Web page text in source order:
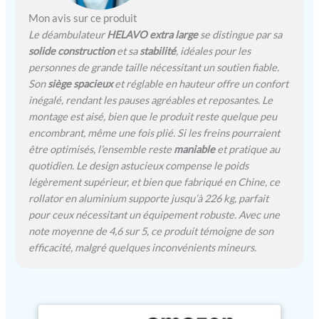
équipé d'un dossier extra
large et rembourré, d'un
porte-canne, d'un
ergonomiques. Il dispose
également d'un panier de
transport très spacieux
sous l'assise. SÉCURITÉ
SUR TOUTES LES
SURFACES - Les grandes
roues de 8" assurent un
roulement très silencieux
et un grand confort sur
toutes les surfaces. De
plus, le déambulateur
dispose d'un système de
ET FACILITÉ DE MISE EN
Mon avis sur ce produit
Le déambulateurHELAVO extra largese distingue par sa
solide constructionet sastabilité, idéales pour les
personnes de grande taille nécessitant un soutien fiable.
Sonsiège spacieuxet réglable en hauteur offre un confort
inégalé, rendant les pauses agréables et reposantes. Le
montage est aisé, bien que le produit reste quelque peu
encombrant, même une fois plié. Si les freins pourraient
être optimisés, l’ensemble reste maniableet pratique au
quotidien. Le design astucieux compense le poids
légèrement supérieur, et bien que fabriqué en Chine, ce
rollator en aluminium supporte jusqu’à 226 kg, parfait
pour ceux nécessitant un équipement robuste. Avec une
note moyenne de 4,6 sur 5, ce produit témoigne de son
efficacité, malgré quelques inconvénients mineurs.